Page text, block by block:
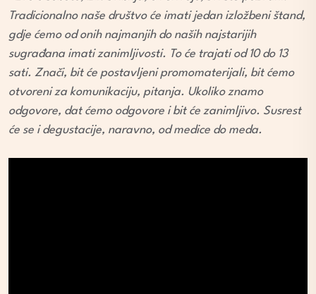
Tradicionalno naše društvo će imati jedan izložbeni štand,
gdje ćemo od onih najmanjih do naših najstarijih
sugrađana imati zanimljivosti. To će trajati od 10 do 13
sati. Znači, bit će postavljeni promomaterijali, bit ćemo
otvoreni za komunikaciju, pitanja. Ukoliko znamo
odgovore, dat ćemo odgovore i bit će zanimljivo. Susrest
će se i degustacije, naravno, od medice do meda.